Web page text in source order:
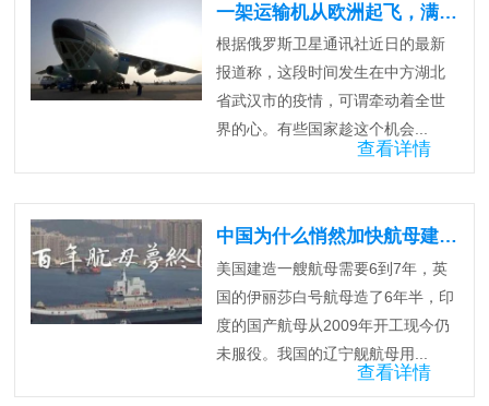
一架运输机从欧洲起飞，满载口罩抵达武汉
根据俄罗斯卫星通讯社近日的最新
报道称，这段时间发生在中方湖北
省武汉市的疫情，可谓牵动着全世
界的心。有些国家趁这个机会...
查看详情
中国为什么悄然加快航母建设步伐？
美国建造一艘航母需要6到7年，英
国的伊丽莎白号航母造了6年半，印
度的国产航母从2009年开工现今仍
未服役。我国的辽宁舰航母用...
查看详情